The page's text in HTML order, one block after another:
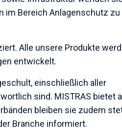
im Bereich Anlagenschutz zu
Alle unsere Produkte
entwickelt.
einschließlich aller
sind. MISTRAS bietet
bleiben sie zudem
Branche informiert.